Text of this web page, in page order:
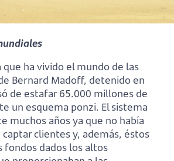
que ha vivido el mundo de las
Bernard Madoff, detenido en
de estafar 65.000 millones de
un esquema ponzi. El sistema
muchos años ya que no había
clientes y, además, éstos
fondos dados los altos